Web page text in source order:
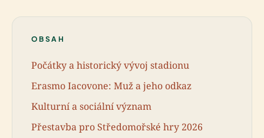
OBSAH
Počátky a historický vývoj stadionu
Erasmo Iacovone: Muž a jeho odkaz
Kulturní a sociální význam
Přestavba pro Středomořské hry 2026